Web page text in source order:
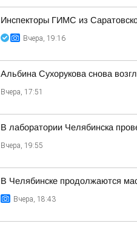
Инспекторы ГИМС из
Вчера, 19:16
Альбина Сухорукова снова
Вчера, 17:51
В лаборатории Челябинска
Вчера, 19:55
В Челябинске продолжаются
Вчера, 18:43